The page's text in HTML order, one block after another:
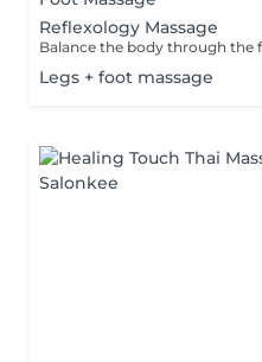
Reflexology Massage
Legs + foot massage